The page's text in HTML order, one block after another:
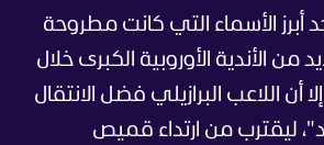
أبرز الأسماء التي كانت مطروحة
من الأندية الأوروبية الكبرى خلال
أن اللاعب البرازيلي فضل الانتقال
ليقترب من ارتداء قميص